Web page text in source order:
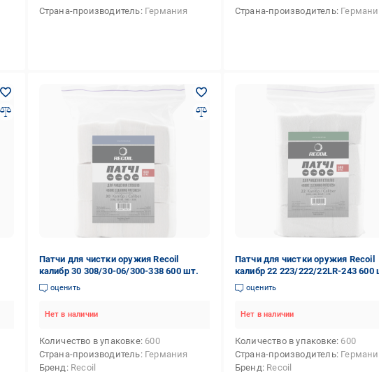
Страна-производитель Германия Страна-производитель
Патчи для чистки оружия Recoil
калибр 30 308/30-06/300-338 600 шт.
оценить
Нет в наличии
Количество в упаковке 600
Страна-производитель Германия
Бренд Recoil
Патчи для чистки оружия Recoil
калибр 22 223/222/22LR-243 600
оценить
Нет в наличии
Количество в упаковке 600
Страна-производитель
Бренд Recoil